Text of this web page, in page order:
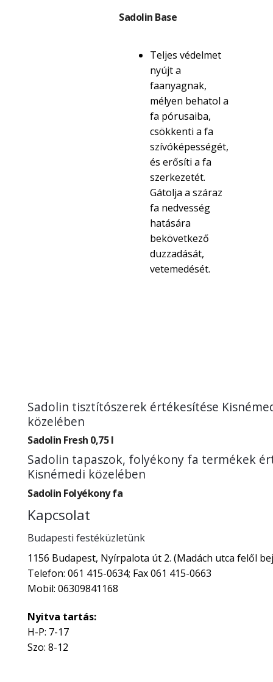
Sadolin Base
Teljes védelmet
nyújt a
faanyagnak,
mélyen behatol a
fa pórusaiba,
csökkenti a fa
szívóképességét,
és erősíti a fa
szerkezetét.
Gátolja a száraz
fa nedvesség
hatására
bekövetkező
duzzadását,
vetemedését.
Sadolin tisztítószerek értékesítése
közelében
Sadolin Fresh 0,75 l
Sadolin tapaszok, folyékony fa termékek
Kisnémedi közelében
Sadolin Folyékony fa
Kapcsolat
Budapesti festéküzletünk
1156 Budapest, Nyírpalota út 2. (Madách utca felől
Telefon: 061 415-0634; Fax 061 415-0663
Mobil: 06309841168
Nyitva tartás:
H-P: 7-17
Szo: 8-12